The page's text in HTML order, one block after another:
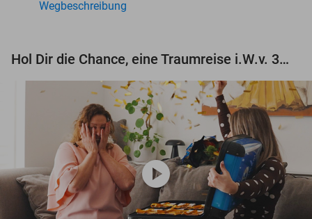
Wegbeschreibung
Hol Dir die Chance, eine Traumreise i.W.v. 3.000 € zu gewinnen!
play_circle